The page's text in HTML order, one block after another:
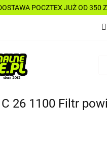
POCZTEX JUŻ OD 350
Zarejestruj
26 1100 Filtr